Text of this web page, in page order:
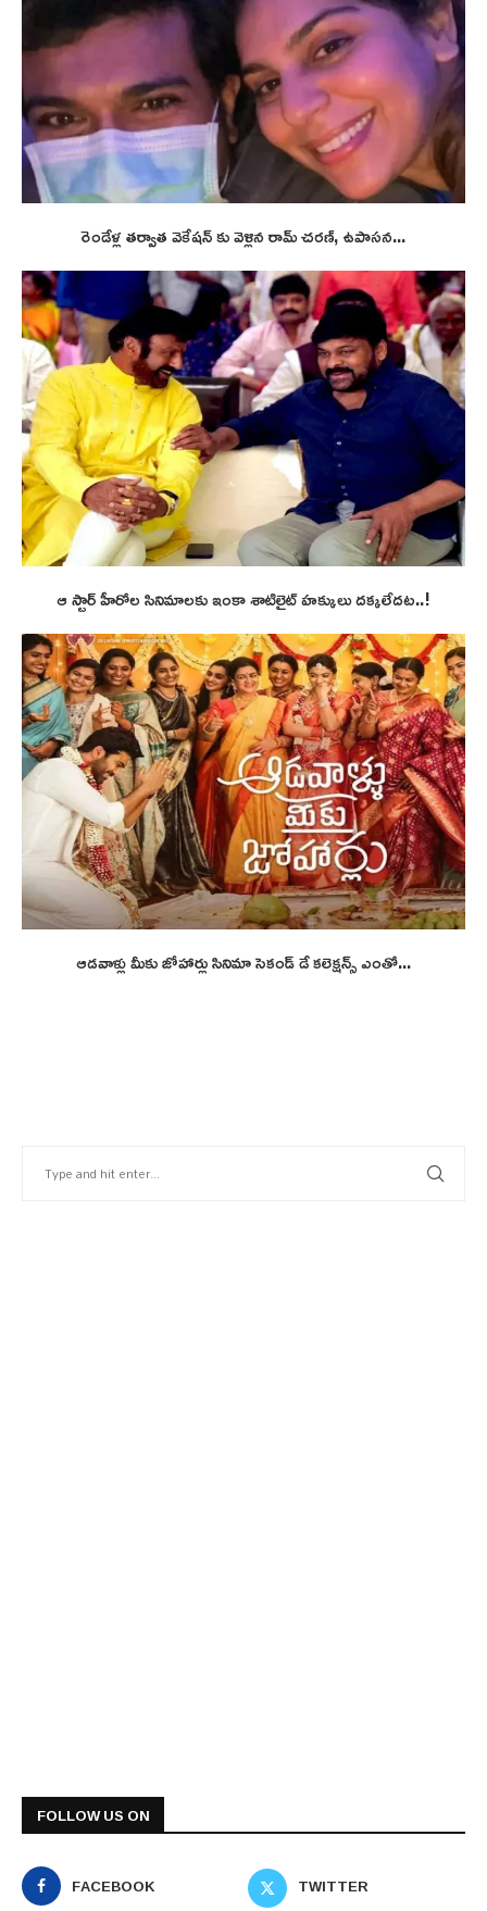
రెండేళ్ల తర్వాత వెకేషన్ కు వెళ్లిన రామ్ చరణ్, ఉపాసన...
ఆ స్టార్ హీరోల సినిమాలకు ఇంకా శాటిలైట్ హక్కులు దక్కలేదట..!
ఆడవాళ్లు మీకు జోహార్లు సినిమా సెకండ్ డే కలెక్షన్స్ ఎంతో...
FOLLOW US ON
FACEBOOK
TWITTER